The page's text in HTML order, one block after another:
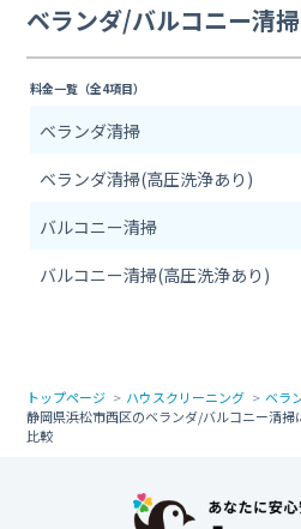
ベランダ/バルコニー清掃
料金一覧（全4項目）
ベランダ清掃
ベランダ清掃(高圧洗浄あり)
バルコニー清掃
バルコニー清掃(高圧洗浄あり)
トップページ ハウスクリーニング
ベラ
静岡県浜松市西区のベランダ/バルコニー清
比較